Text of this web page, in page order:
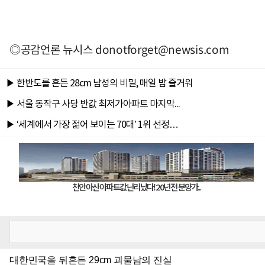
◎공감언론 뉴시스donotforget@newsis.com